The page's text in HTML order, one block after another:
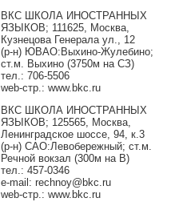
ВКС ШКОЛА ИНОСТРАННЫХ
ЯЗЫКОВ; 111625, Москва,
Кузнецова Генерала ул., 12
(р-н) ЮВАО:Выхино-Жулебино;
ст.м. Выхино (3750м на СЗ)
тел.: 706-5506
web-стр.: www.bkc.ru
ВКС ШКОЛА ИНОСТРАННЫХ
ЯЗЫКОВ; 125565, Москва,
Ленинградское шоссе, 94, к.3
(р-н) САО:Левобережный; ст.м.
Речной вокзал (300м на В)
тел.: 457-0346
e-mail: rechnoy@bkc.ru
web-стр.: www.bkc.ru